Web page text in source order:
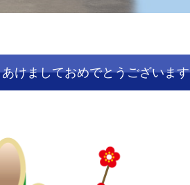
あけましておめでとうございます